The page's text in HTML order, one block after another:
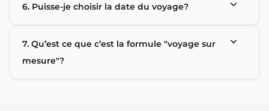
6. Puisse-je choisir la date du voyage?
7. Qu’est ce que c’est la formule "voyage sur
mesure"?